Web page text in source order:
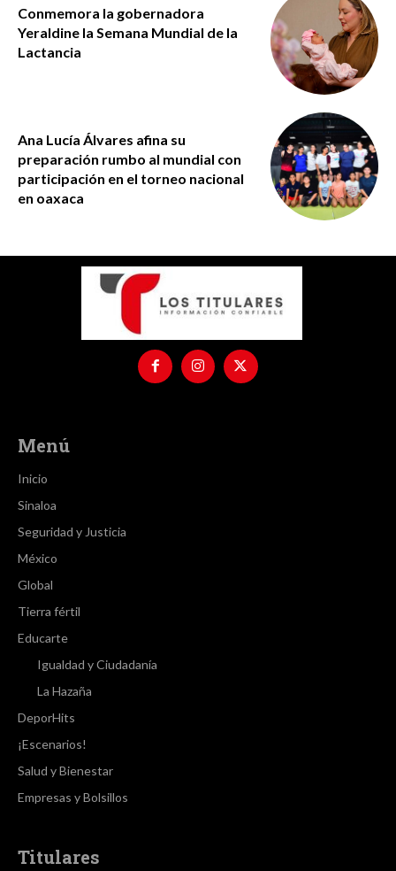
Conmemora la gobernadora
Yeraldine la Semana Mundial de la
Lactancia
Ana Lucía Álvares afina su
preparación rumbo al mundial con
participación en el torneo nacional
en oaxaca
Menú
Inicio
Sinaloa
Seguridad y Justicia
México
Global
Tierra fértil
Educarte
Igualdad y Ciudadanía
La Hazaña
DeporHits
¡Escenarios!
Salud y Bienestar
Empresas y Bolsillos
Titulares